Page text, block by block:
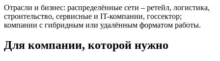
Отрасли и бизнес: распределённые сети – ретейл, логистика,
строительство, сервисные и IT-компании, госсектор;
компании с гибридным или удалённым форматом работы.
Для компании, которой нужно